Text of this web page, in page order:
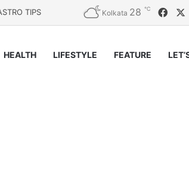
TIPS Kolkata 28 ℃
HEALTH LIFESTYLE FEATURE